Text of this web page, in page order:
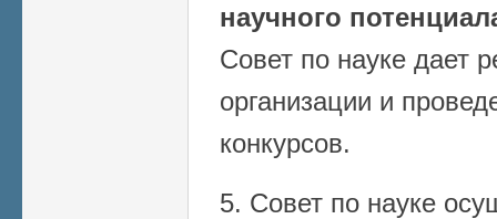
научного
Совет по науке дает
организации и
конкурсов.
5. Совет по науке